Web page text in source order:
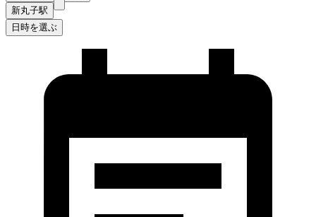
新丸子駅
日時を選ぶ